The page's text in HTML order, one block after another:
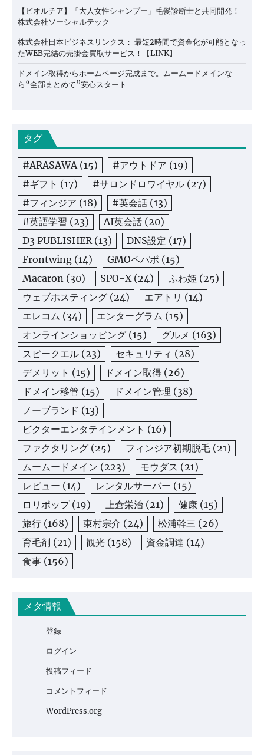
【ビオルチア】「大人女性シャンプー」毛髪診断士と共同開発！
株式会社ソーシャルテック
株式会社日本ビジネスリンクス： 最短2時間で資金化が可能となっ
たWEB完結の売掛金買取サービス！【LINK】
ドメイン取得からホームページ完成まで。ムームードメインな
ら“全部まとめて”安心スタート
タグ
#ARASAWA (15) #アウトドア (19)
#ギフト (17) #サロンドロワイヤル (27)
#フィンジア (18) #英会話 (13)
#英語学習 (23) AI英会話 (20)
D3 PUBLISHER (13) DNS設定 (17)
Frontwing (14) GMOペパボ (15)
Macaron (30) SPO-X (24) ふわ姫 (25)
ウェブホスティング (24) エアトリ (14)
エレコム (34) エンターグラム (15)
オンラインショッピング (15) グルメ (163)
スピークエル (23) セキュリティ (28)
デメリット (15) ドメイン取得 (26)
ドメイン移管 (15) ドメイン管理 (38)
ノーブランド (13)
ビクターエンタテインメント (16)
ファクタリング (25) フィンジア初期脱毛 (21)
ムームードメイン (223) モウダス (21)
レビュー (14) レンタルサーバー (15)
ロリポップ(19) 上倉栄治 (21) 健康 (15)
旅行 (168) 東村宗介 (24) 松浦幹三 (26)
育毛剤 (21) 観光 (158) 資金調達 (14)
食事 (156)
メタ情報
登録
ログイン
投稿フィード
コメントフィード
WordPress.org